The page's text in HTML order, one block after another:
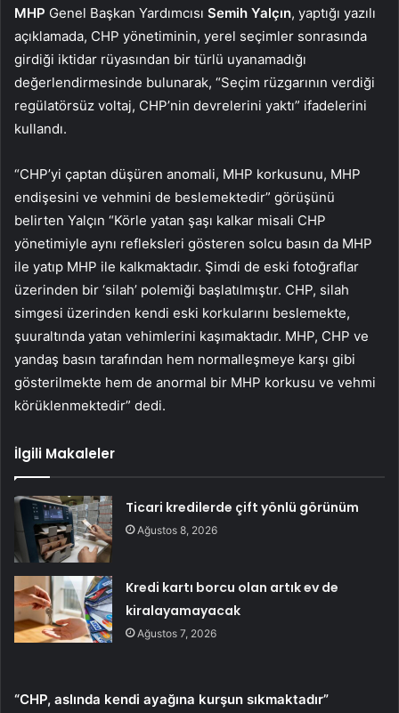
MHP Genel Başkan Yardımcısı Semih Yalçın, yaptığı yazılı
açıklamada, CHP yönetiminin, yerel seçimler sonrasında
girdiği iktidar rüyasından bir türlü uyanamadığı
değerlendirmesinde bulunarak, “Seçim rüzgarının verdiği
regülatörsüz voltaj, CHP’nin devrelerini yaktı” ifadelerini
kullandı.
“CHP’yi çaptan düşüren anomali, MHP korkusunu, MHP
endişesini ve vehmini de beslemektedir” görüşünü
belirten Yalçın “Körle yatan şaşı kalkar misali CHP
yönetimiyle aynı refleksleri gösteren solcu basın da MHP
ile yatıp MHP ile kalkmaktadır. Şimdi de eski fotoğraflar
üzerinden bir ‘silah’ polemiği başlatılmıştır. CHP, silah
simgesi üzerinden kendi eski korkularını beslemekte,
şuuraltında yatan vehimlerini kaşımaktadır. MHP, CHP ve
yandaş basın tarafından hem normalleşmeye karşı gibi
gösterilmekte hem de anormal bir MHP korkusu ve vehmi
körüklenmektedir” dedi.
İlgili Makaleler
Ticari kredilerde çift yönlü görünüm
Ağustos 8, 2026
Kredi kartı borcu olan artık ev de
kiralayamayacak
Ağustos 7, 2026
“CHP, aslında kendi ayağına kurşun sıkmaktadır”